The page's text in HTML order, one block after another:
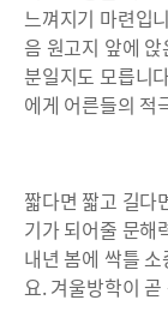
느껴지기 마련입
음 원고지 앞에
분일지도 모릅니
에게 어른들의 적
짧다면 짧고 길다
기가 되어줄 문해
내년 봄에 싹틀
요. 겨울방학이